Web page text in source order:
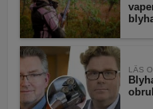
LÄS